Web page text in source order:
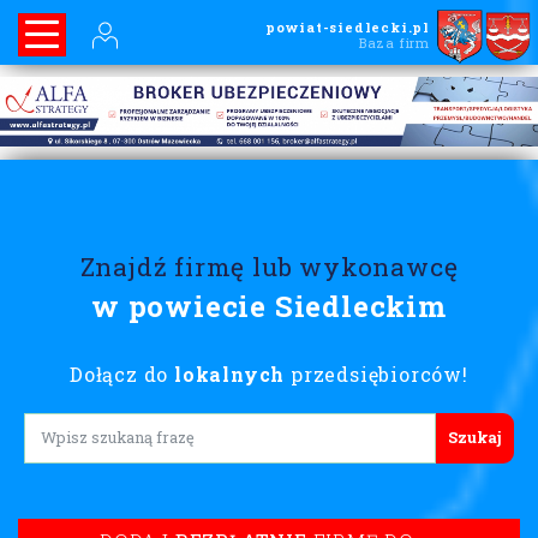
powiat-siedlecki.pl
Baza firm
Znajdź firmę lub wykonawcę
w powiecie Siedleckim
Dołącz do lokalnych przedsiębiorców!
Lorem ipsum